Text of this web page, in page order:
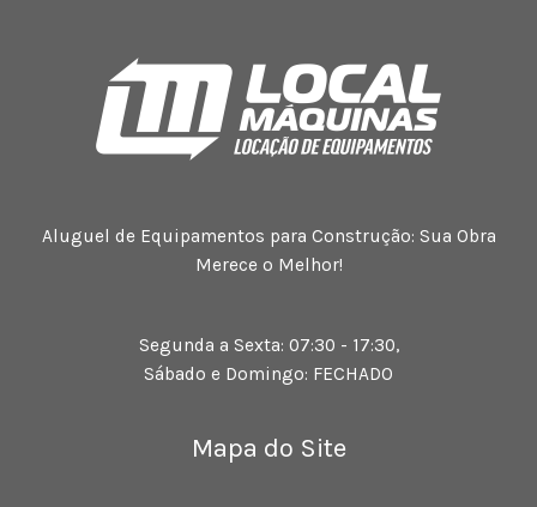
Aluguel de Equipamentos para Construção: Sua Obra
Merece o Melhor!
Segunda a Sexta: 07:30 - 17:30,
Sábado e Domingo: FECHADO
Mapa do Site